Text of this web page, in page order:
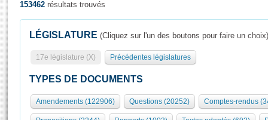
Présidence
577 députés
Groupes politiques
Séance publique
Commissions et autres organes
Europe et International
Rôle et pouvoirs de l'Assemblée
Organisation de l'Assemblée
Visiter l'Assemblée
Visite virtuelle du palais Bourbon
Assister à une séance
153462 résultats trouvés
LÉGISLATURE (Cliquez sur l'un des boutons pour faire un choix)
17e législature (X) Précédentes législatures
TYPES DE DOCUMENTS
Amendements (122906) Questions (20252) Comptes-rendus